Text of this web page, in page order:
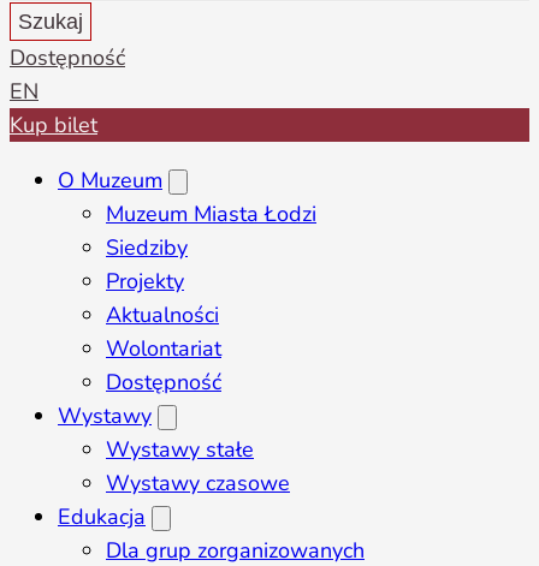
Szukaj
Dostępność
EN
Kup bilet
O Muzeum
Muzeum Miasta Łodzi
Siedziby
Projekty
Aktualności
Wolontariat
Dostępność
Wystawy
Wystawy stałe
Wystawy czasowe
Edukacja
Dla grup zorganizowanych